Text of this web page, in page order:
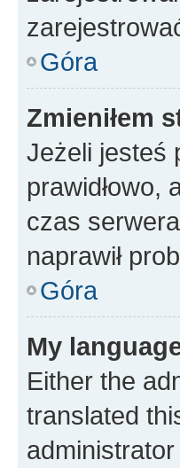
Góra
Zmieniłem
Jeżeli jesteś
prawidłowo,
czas
naprawił
Góra
My
Either the
translated